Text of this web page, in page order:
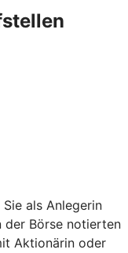
als Anlegerin
der Börse notierten
Aktionärin oder